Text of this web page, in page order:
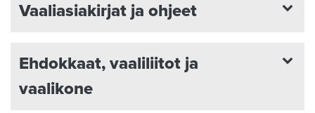
Vaaliasiakirjat ja ohjeet
Ehdokkaat, vaaliliitot ja
vaalikone